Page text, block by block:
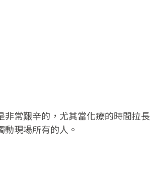
非常艱辛的，尤其當化療的時間拉
現場所有的人。